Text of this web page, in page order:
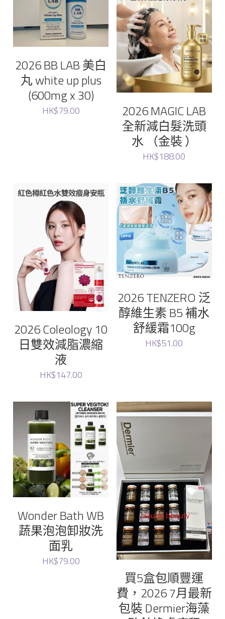
Raimethx
Foodology
Ronas
WHOO后
Aprilskin
magic lab
Vella
Yuzumi
Fatera
Lacto-Fit
bravity
ilo
Rejuran
JUNG KWAN JANG Korean Red Ginseng
sery
Torriden
2026 BB LAB 美白
丸 white up plus
(600mg x 30)
HK$79.00
2026 MAGIC LAB
全新減白髮洗頭
水 （金裝 ）
HK$188.00
2026 Coleology 10
日雙效減脂濃縮
液
HK$147.00
2026 TENZERO 泛
醇維生素 B5 補水
舒緩霜100g
HK$51.00
Wonder Bath WB
蔬果泡泡卸妝洗
面乳
HK$79.00
買5盒包順豐運
費，2026 7月最新
包裝 Dermier海藻